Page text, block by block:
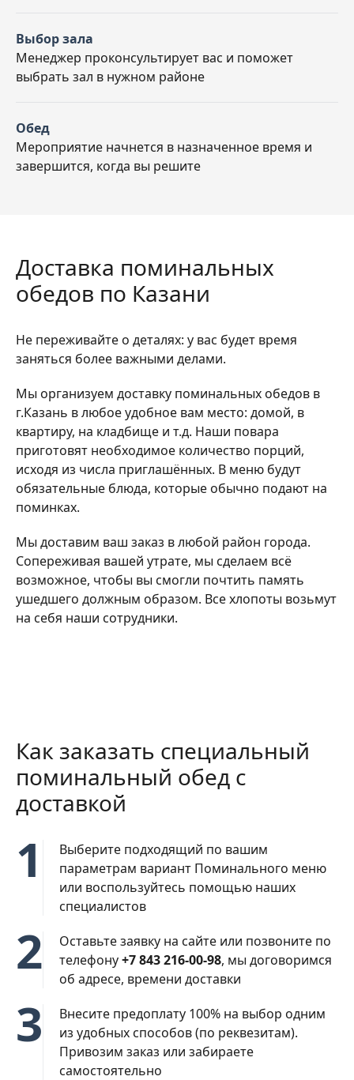
Выбор зала
Менеджер проконсультирует вас и поможет
выбрать зал в нужном районе
Обед
Мероприятие начнется в назначенное время и
завершится, когда вы решите
Доставка поминальных
обедов по Казани
Не переживайте о деталях: у вас будет время
заняться более важными делами.
Мы организуем доставку поминальных обедов в
г.Казань в любое удобное вам место: домой, в
квартиру, на кладбище и т.д. Наши повара
приготовят необходимое количество порций,
исходя из числа приглашённых. В меню будут
обязательные блюда, которые обычно подают на
поминках.
Мы доставим ваш заказ в любой район города.
Сопереживая вашей утрате, мы сделаем всё
возможное, чтобы вы смогли почтить память
ушедшего должным образом. Все хлопоты возьмут
на себя наши сотрудники.
Как заказать специальный
поминальный обед с
доставкой
1
Выберите подходящий по вашим
параметрам вариант Поминального меню
или воспользуйтесь помощью наших
специалистов
2
Оставьте заявку на сайте или позвоните по
телефону+7 843 216-00-98, мы договоримся
об адресе, времени доставки
3
Внесите предоплату 100% на выбор одним
из удобных способов (по реквезитам).
Привозим заказ или забираете
самостоятельно